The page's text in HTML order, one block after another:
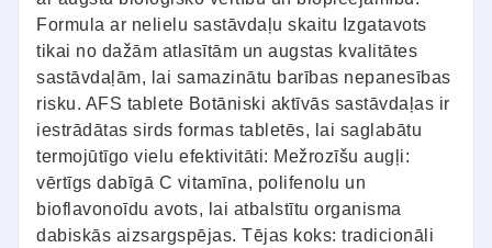
Formula ar nelielu sastāvdaļu skaitu Izgatavots
tikai no dažām atlasītām un augstas kvalitātes
sastāvdaļām, lai samazinātu barības nepanesības
risku. AFS tablete Botāniski aktīvās sastāvdaļas ir
iestrādātas sirds formas tabletēs, lai saglabātu
termojūtīgo vielu efektivitāti: Mežrozīšu augļi:
vērtīgs dabīgā C vitamīna, polifenolu un
bioflavonoīdu avots, lai atbalstītu organisma
dabiskās aizsargspējas. Tējas koks: tradicionāli